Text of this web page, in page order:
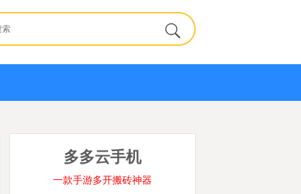
多多云手机
一款手游多开搬砖神器